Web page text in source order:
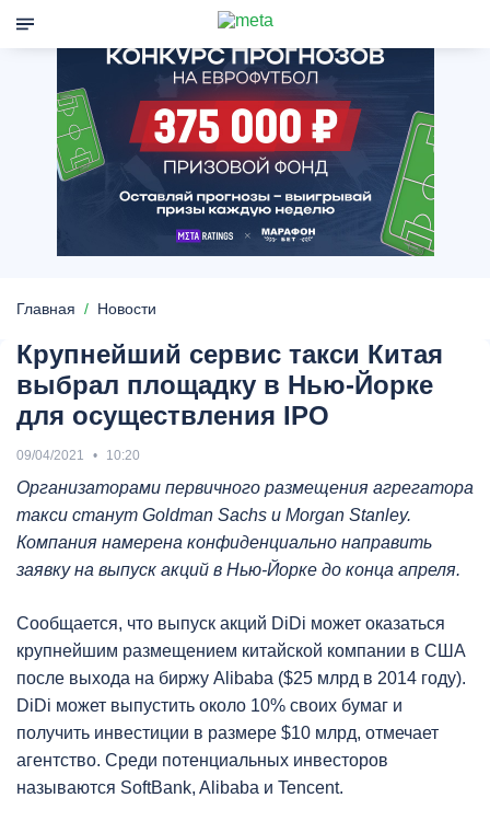
Главная Новости
Крупнейший сервис такси Китая
выбрал площадку в Нью-Йорке
для осуществления IPO
09/04/2021 10:20
Организаторами первичного размещения агрегатора
такси станут Goldman Sachs и Morgan Stanley.
Компания намерена конфиденциально направить
заявку на выпуск акций в Нью-Йорке до конца апреля.
Сообщается, что выпуск акций DiDi может оказаться
крупнейшим размещением китайской компании в США
после выхода на биржу Alibaba ($25 млрд в 2014 году).
DiDi может выпустить около 10% своих бумаг и
получить инвестиции в размере $10 млрд, отмечает
агентство. Среди потенциальных инвесторов
называются SoftBank, Alibaba и Tencent.